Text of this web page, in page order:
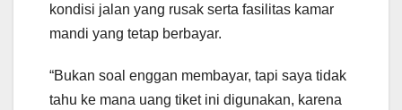
kondisi jalan yang rusak serta fasilitas kamar
mandi yang tetap berbayar.
“Bukan soal enggan membayar, tapi saya tidak
tahu ke mana uang tiket ini digunakan, karena